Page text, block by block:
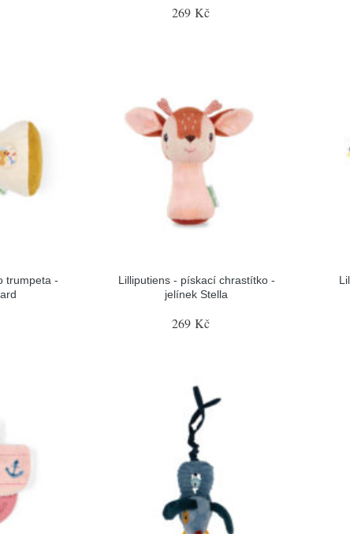
269 Kč
trumpeta -
Lilliputiens - pískací chrastítko -
jelínek Stella
269 Kč